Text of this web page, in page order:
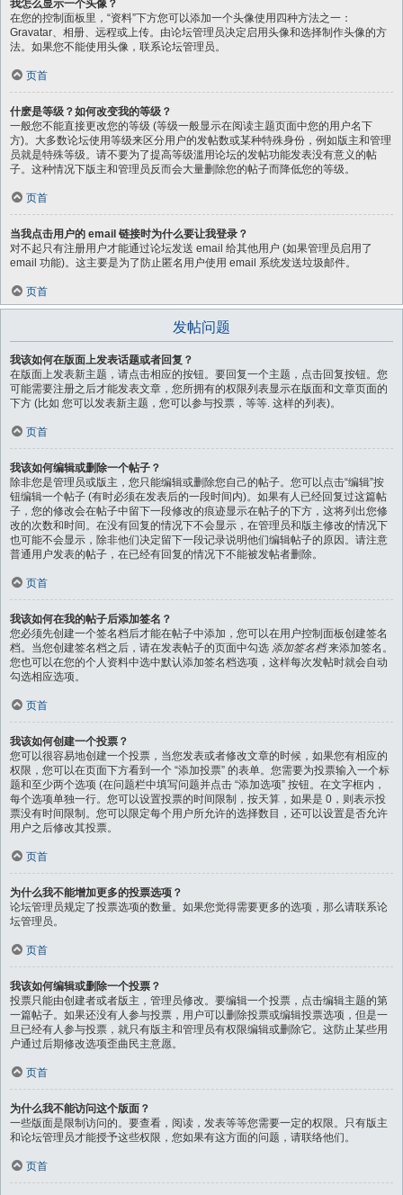
我怎么显示一个头像？
在您的控制面板里，“资料”下方您可以添加一个头像使用四种方法之一：
Gravatar、相册、远程或上传。由论坛管理员决定启用头像和选择制作头像的方
法。如果您不能使用头像，联系论坛管理员。
页首
什麽是等级？如何改变我的等级？
一般您不能直接更改您的等级 (等级一般显示在阅读主题页面中您的用户名下
方)。大多数论坛使用等级来区分用户的发帖数或某种特殊身份，例如版主和管理
员就是特殊等级。请不要为了提高等级滥用论坛的发帖功能发表没有意义的帖
子。这种情况下版主和管理员反而会大量删除您的帖子而降低您的等级。
页首
当我点击用户的 email 链接时为什么要让我登录？
对不起只有注册用户才能通过论坛发送 email 给其他用户 (如果管理员启用了
email 功能)。这主要是为了防止匿名用户使用 email 系统发送垃圾邮件。
页首
发帖问题
我该如何在版面上发表话题或者回复？
在版面上发表新主题，请点击相应的按钮。要回复一个主题，点击回复按钮。您
可能需要注册之后才能发表文章，您所拥有的权限列表显示在版面和文章页面的
下方 (比如 您可以发表新主题，您可以参与投票，等等. 这样的列表)。
页首
我该如何编辑或删除一个帖子？
除非您是管理员或版主，您只能编辑或删除您自己的帖子。您可以点击“编辑”按
钮编辑一个帖子 (有时必须在发表后的一段时间内)。如果有人已经回复过这篇帖
子，您的修改会在帖子中留下一段修改的痕迹显示在帖子的下方，这将列出您修
改的次数和时间。在没有回复的情况下不会显示，在管理员和版主修改的情况下
也可能不会显示，除非他们决定留下一段记录说明他们编辑帖子的原因。请注意
普通用户发表的帖子，在已经有回复的情况下不能被发帖者删除。
页首
我该如何在我的帖子后添加签名？
您必须先创建一个签名档后才能在帖子中添加，您可以在用户控制面板创建签名
档。当您创建签名档之后，请在发表帖子的页面中勾选 添加签名档来添加签名。
您也可以在您的个人资料中选中默认添加签名档选项，这样每次发帖时就会自动
勾选相应选项。
页首
我该如何创建一个投票？
您可以很容易地创建一个投票，当您发表或者修改文章的时候，如果您有相应的
权限，您可以在页面下方看到一个 “添加投票” 的表单。您需要为投票输入一个标
题和至少两个选项 (在问题栏中填写问题并点击 “添加选项” 按钮。在文字框内，
每个选项单独一行。您可以设置投票的时间限制，按天算，如果是 0，则表示投
票没有时间限制。您可以限定每个用户所允许的选择数目，还可以设置是否允许
用户之后修改其投票。
页首
为什么我不能增加更多的投票选项？
论坛管理员规定了投票选项的数量。如果您觉得需要更多的选项，那么请联系论
坛管理员。
页首
我该如何编辑或删除一个投票？
投票只能由创建者或者版主，管理员修改。要编辑一个投票，点击编辑主题的第
一篇帖子。如果还没有人参与投票，用户可以删除投票或编辑投票选项，但是一
旦已经有人参与投票，就只有版主和管理员有权限编辑或删除它。这防止某些用
户通过后期修改选项歪曲民主意愿。
页首
为什么我不能访问这个版面？
一些版面是限制访问的。要查看，阅读，发表等等您需要一定的权限。只有版主
和论坛管理员才能授予这些权限，您如果有这方面的问题，请联络他们。
页首